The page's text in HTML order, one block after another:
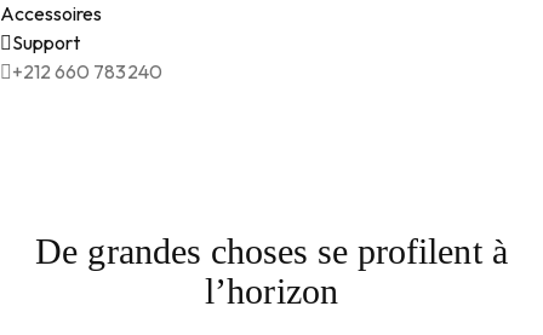
Accessoires
Support
+212 660 783240
De grandes choses se profilent à
l’horizon